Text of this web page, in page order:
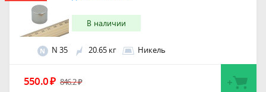
В наличии
N N 35 20.65 кг Никель
550.0₽ 846.2₽